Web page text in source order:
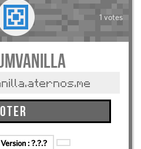
1 votes
Version :?.?.?